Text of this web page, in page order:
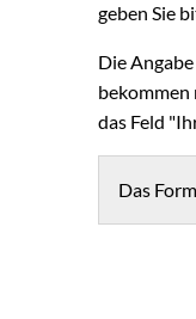
geben Sie
Die
bekommen
das Feld
Das